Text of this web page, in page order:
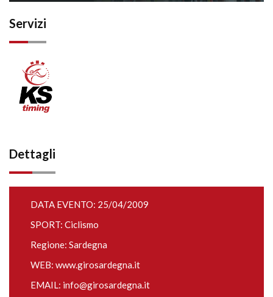
Servizi
Dettagli
DATA EVENTO: 25/04/2009
SPORT: Ciclismo
Regione: Sardegna
WEB: www.girosardegna.it
EMAIL: info@girosardegna.it